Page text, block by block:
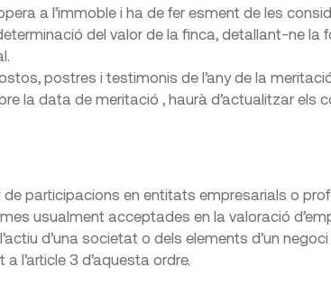
a l’immoble i ha de fer esment de les
del valor de la finca, detallant-ne la
postres i testimonis de l’any de la
la data de meritació , haurà d’actualitzar els
participacions en entitats empresarials o
usualment acceptades en la valoració
d’una societat o dels elements d’un negoci
l’article 3 d’aquesta ordre.